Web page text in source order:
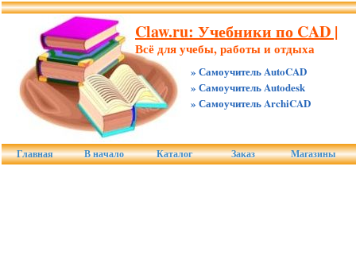
Claw.ru: Учебники по CAD |
Всё для учебы, работы и отдыха
» Самоучитель AutoCAD
» Самоучитель Autodesk
» Самоучитель ArchiCAD
Главная В начало Каталог Заказ Магазины